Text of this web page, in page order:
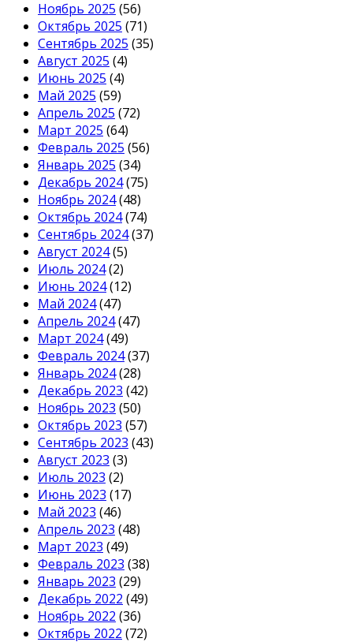
Ноябрь 2025 (56)
Октябрь 2025 (71)
Сентябрь 2025 (35)
Август 2025 (4)
Июнь 2025 (4)
Май 2025 (59)
Апрель 2025 (72)
Март 2025 (64)
Февраль 2025 (56)
Январь 2025 (34)
Декабрь 2024(75)
Ноябрь 2024(48)
Октябрь 2024(74)
Сентябрь 2024(37)
Август 2024(5)
Июль 2024(2)
Июнь 2024(12)
Май 2024(47)
Апрель 2024(47)
Март 2024(49)
Февраль 2024(37)
Январь 2024(28)
Декабрь 2023 (42)
Ноябрь 2023 (50)
Октябрь 2023 (57)
Сентябрь 2023 (43)
Август 2023 (3)
Июль 2023 (2)
Июнь 2023 (17)
Май 2023 (46)
Апрель 2023 (48)
Март 2023 (49)
Февраль 2023 (38)
Январь 2023 (29)
Декабрь 2022 (49)
Ноябрь 2022 (36)
Октябрь 2022 (72)